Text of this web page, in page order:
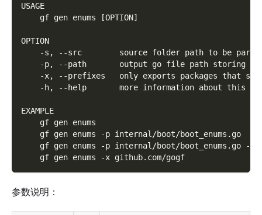
USAGE
    gf gen enums [OPTION]
OPTION
-s, --src        source folder path to be
-p, --path       output go file path storing
-x, --prefixes   only exports packages that
-h, --help       more information about this
EXAMPLE
    gf gen enums
    gf gen enums -p internal/boot/boot_enums.go
gf gen enums -p internal/boot/boot_enums.go -s
    gf gen enums -x github.com/gogf
参数说明：